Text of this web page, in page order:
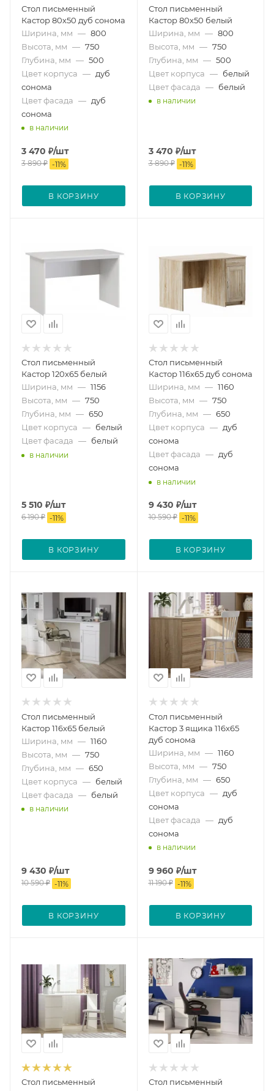
Стол письменный
Кастор 80х50 дуб сонома
Ширина, мм — 800
Высота, мм — 750
Глубина, мм — 500
Цвет корпуса — дуб
сонома
Цвет фасада — дуб
сонома
в наличии
3 470 ₽/шт
3 890₽ -11%
В КОРЗИНУ
Стол письменный
Кастор 80х50 белый
Ширина, мм — 800
Высота, мм — 750
Глубина, мм — 500
Цвет корпуса — белый
Цвет фасада — белый
в наличии
3 470 ₽/шт
3 890₽ -11%
В КОРЗИНУ
Стол письменный
Кастор 120х65 белый
Ширина, мм — 1156
Высота, мм — 750
Глубина, мм — 650
Цвет корпуса — белый
Цвет фасада — белый
в наличии
5 510 ₽/шт
6 190₽ -11%
В КОРЗИНУ
Стол письменный
Кастор 116х65 дуб сонома
Ширина, мм — 1160
Высота, мм — 750
Глубина, мм — 650
Цвет корпуса — дуб
сонома
Цвет фасада — дуб
сонома
в наличии
9 430 ₽/шт
10 590₽ -11%
В КОРЗИНУ
Стол письменный
Кастор 116х65 белый
Ширина, мм — 1160
Высота, мм — 750
Глубина, мм — 650
Цвет корпуса — белый
Цвет фасада — белый
в наличии
9 430 ₽/шт
10 590₽ -11%
В КОРЗИНУ
Стол письменный
Кастор 3 ящика 116х65
дуб сонома
Ширина, мм — 1160
Высота, мм — 750
Глубина, мм — 650
Цвет корпуса — дуб
сонома
Цвет фасада — дуб
сонома
в наличии
9 960 ₽/шт
11 190₽ -11%
В КОРЗИНУ
Стол письменный
Стол письменный